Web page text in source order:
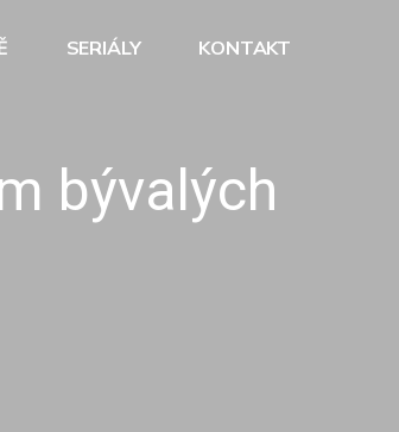
SERIÁLY KONTAKT
bývalých